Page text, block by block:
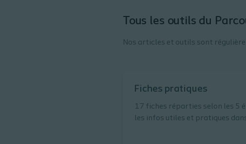
Tous les outils du
Nos articles et outils sont
Fiches pratiques
17 fiches réparties selon les 5
les infos utiles et pratiques